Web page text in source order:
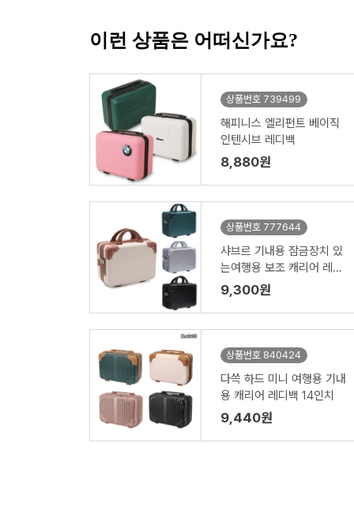
이런 상품은 어떠신가요?
상품번호 739499
해피니스 엘리펀트 베이직
인텐시브 레디백
8,880원
상품번호 777644
샤브르 기내용 잠금장치 있
는여행용 보조 캐리어 레디
백
9,300원
상품번호 840424
다쓱 하드 미니 여행용 기내
용 캐리어 레디백 14인치
9,440원